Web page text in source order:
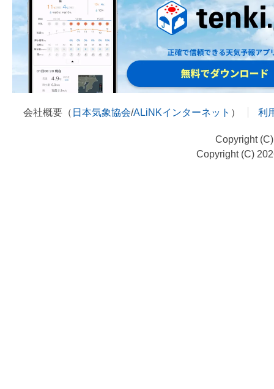
会社概要（ 日本気象協会/ALiNKインターネット ） 利
Copyright
Copyright (C)